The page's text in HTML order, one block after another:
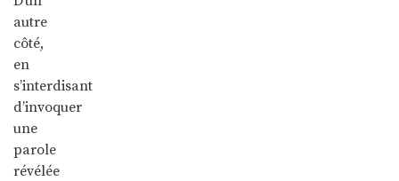
autre
côté,
en
s’interdisant
d’invoquer
une
parole
révélée